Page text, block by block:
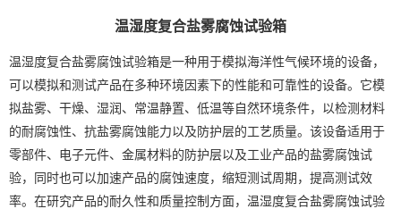
温湿度复合盐雾腐蚀试验箱
温湿度复合盐雾腐蚀试验箱是一种用于模拟海洋性气候环境的设备，
可以模拟和测试产品在多种环境因素下的性能和可靠性的设备。它模
拟盐雾、干燥、湿润、常温静置、低温等自然环境条件，以检测材料
的耐腐蚀性、抗盐雾腐蚀能力以及防护层的工艺质量。该设备适用于
零部件、电子元件、金属材料的防护层以及工业产品的盐雾腐蚀试
验，同时也可以加速产品的腐蚀速度，缩短测试周期，提高测试效
率。在研究产品的耐久性和质量控制方面，温湿度复合盐雾腐蚀试验